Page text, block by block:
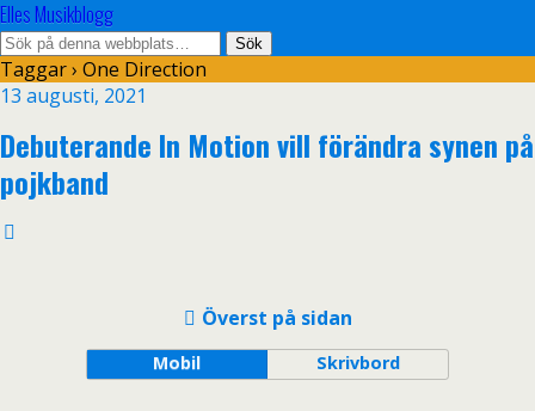
Elles Musikblogg
Taggar › One Direction
13 augusti, 2021
Debuterande In Motion vill förändra synen på
pojkband
Överst på sidan
Mobil Skrivbord